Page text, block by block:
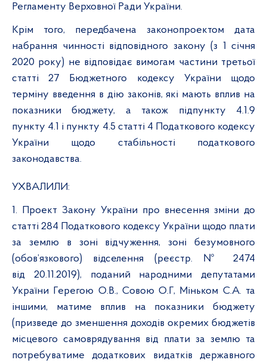
Регламенту Верховної Ради України.
Крім того, передбачена законопроектом дата
набрання чинності відповідного закону (з 1 січня
2020 року) не відповідає вимогам частини третьої
статті 27 Бюджетного кодексу України щодо
терміну введення в дію законів, які мають вплив на
показники бюджету, а також підпункту 4.1.9
пункту 4.1 і пункту 4.5 статті 4 Податкового кодексу
України щодо стабільності податкового
законодавства.
УХВАЛИЛИ:
1. Проект Закону України про внесення зміни до
статті 284 Податкового кодексу України щодо плати
за землю в зоні відчуження, зоні безумовного
(обов’язкового) відселення (реєстр. № 2474
від 20.11.2019), поданий народними депутатами
України Герегою О.В., Совою О.Г, Міньком С.А. та
іншими, матиме вплив на показники бюджету
(призведе до зменшення доходів окремих бюджетів
місцевого самоврядування від плати за землю та
потребуватиме додаткових видатків державного